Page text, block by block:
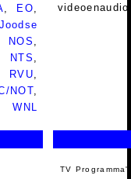
EO
Joodse
NOS
NTS
RVU
NOT
WNL
TV